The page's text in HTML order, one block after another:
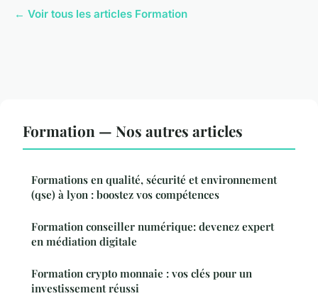
← Voir tous les articles Formation
Formation — Nos autres articles
Formations en qualité, sécurité et environnement
(qse) à lyon : boostez vos compétences
Formation conseiller numérique: devenez expert
en médiation digitale
Formation crypto monnaie : vos clés pour un
investissement réussi